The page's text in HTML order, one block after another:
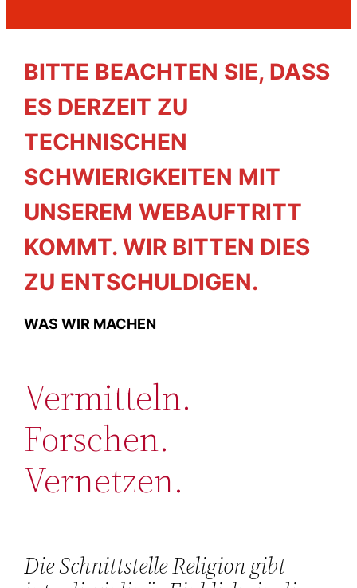
BITTE BEACHTEN SIE, DASS
ES DERZEIT ZU
TECHNISCHEN
SCHWIERIGKEITEN MIT
UNSEREM WEBAUFTRITT
KOMMT. WIR BITTEN DIES
ZU ENTSCHULDIGEN.
WAS WIR MACHEN
Vermitteln.
Forschen.
Vernetzen.
Die Schnittstelle Religion gibt